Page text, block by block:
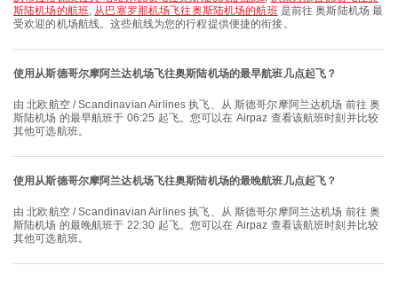
斯陆机场的航班, 从巴塞罗那机场飞往奥斯陆机场的航班是前往 奥斯陆机场 最
受欢迎的机场航线。这些航线为您的行程提供便捷的衔接。
使用从斯德哥尔摩阿兰达机场飞往奥斯陆机场的最早航班几点起飞？
由 北欧航空 / Scandinavian Airlines 执飞、从 斯德哥尔摩阿兰达机场 前往 奥
斯陆机场 的最早航班于 06:25 起飞。您可以在 Airpaz 查看该航班时刻并比较
其他可选航班。
使用从斯德哥尔摩阿兰达机场飞往奥斯陆机场的最晚航班几点起飞？
由 北欧航空 / Scandinavian Airlines 执飞、从 斯德哥尔摩阿兰达机场 前往 奥
斯陆机场 的最晚航班于 22:30 起飞。您可以在 Airpaz 查看该航班时刻并比较
其他可选航班。